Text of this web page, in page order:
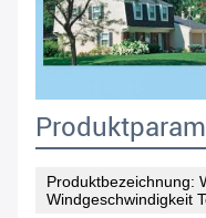
Produktbezeichnung:
Windgeschwindigkeit